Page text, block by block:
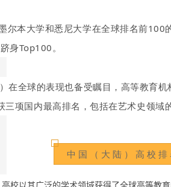
尔本大学和悉尼大学在全球排名前100
身Top100。
在全球的表现也备受瞩目，高等教育
三项国内最高排名，包括在艺术史领域
中国（大陆）高校排